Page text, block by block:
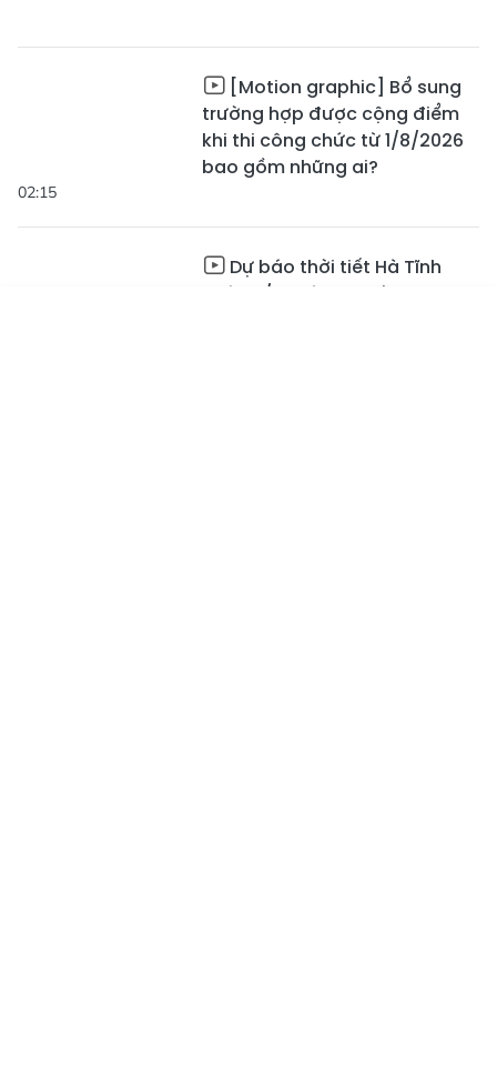
02:15
[Motion graphic] Bổ sung
trường hợp được cộng điểm
khi thi công chức từ 1/8/2026
bao gồm những ai?
Dự báo thời tiết Hà Tĩnh
ngày 5/8: Có mưa vừa, mưa to